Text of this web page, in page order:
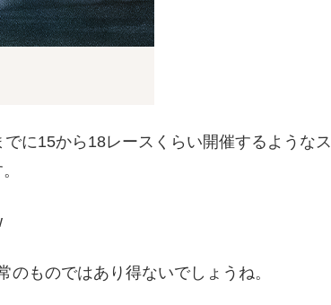
に15から18レースくらい開催するようなス
ものではあり得ないでしょうね。